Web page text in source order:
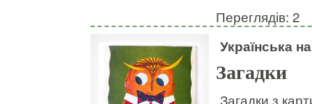
Переглядів: 2
Українська
Загадки
Загадки з